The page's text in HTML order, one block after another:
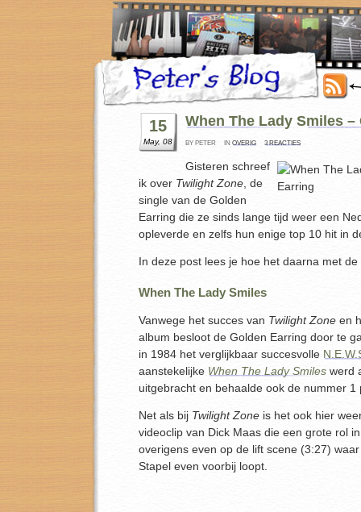
15
May, 08
When The Lady Smiles
BY PETER IN OVERIG 3 REACTIES
Gisteren schreef
ik over Twilight Zone, de
single van de Golden
Earring die ze sinds lange tijd weer een
opleverde en zelfs hun enige top 10 hit in
In deze post lees je hoe het daarna met
When The Lady Smiles
Vanwege het succes van Twilight Zone en
album besloot de Golden Earring door te
in 1984 het verglijkbaar succesvolle
aanstekelijke When The Lady Smiles werd
uitgebracht en behaalde ook de nummer 1
Net als bij Twilight Zone is het ook hier
videoclip van Dick Maas die een grote rol
overigens even op de lift scene (3:27)
Stapel even voorbij loopt.